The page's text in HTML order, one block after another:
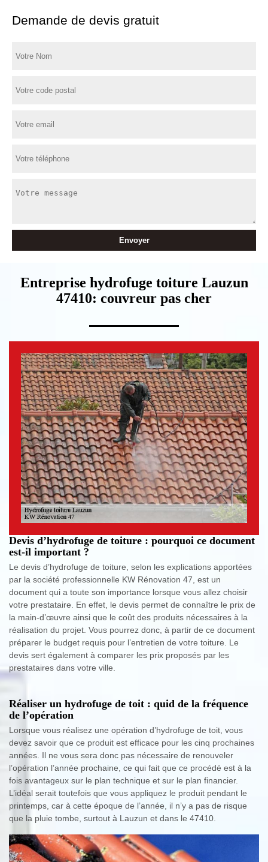
Demande de devis gratuit
Entreprise hydrofuge toiture Lauzun
47410: couvreur pas cher
Devis d’hydrofuge de toiture : pourquoi ce document
est-il important ?
Le devis d’hydrofuge de toiture, selon les explications apportées
par la société professionnelle KW Rénovation 47, est un
document qui a toute son importance lorsque vous allez choisir
votre prestataire. En effet, le devis permet de connaître le prix de
la main-d’œuvre ainsi que le coût des produits nécessaires à la
réalisation du projet. Vous pourrez donc, à partir de ce document
préparer le budget requis pour l’entretien de votre toiture. Le
devis sert également à comparer les prix proposés par les
prestataires dans votre ville.
Réaliser un hydrofuge de toit : quid de la fréquence
de l’opération
Lorsque vous réalisez une opération d’hydrofuge de toit, vous
devez savoir que ce produit est efficace pour les cinq prochaines
années. Il ne vous sera donc pas nécessaire de renouveler
l’opération l’année prochaine, ce qui fait que ce procédé est à la
fois avantageux sur le plan technique et sur le plan financier.
L’idéal serait toutefois que vous appliquez le produit pendant le
printemps, car à cette époque de l’année, il n’y a pas de risque
que la pluie tombe, surtout à Lauzun et dans le 47410.